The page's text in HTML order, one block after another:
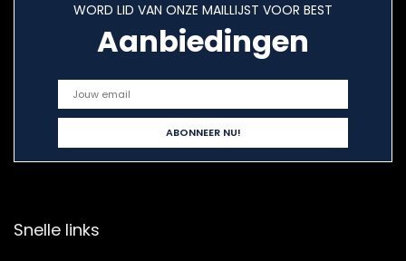
WORD LID VAN ONZE MAILLIJST VOOR BEST
Aanbiedingen
Snelle links